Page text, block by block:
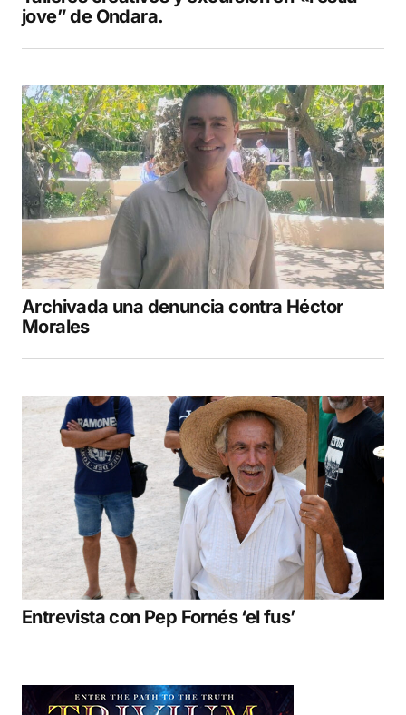
jove” de Ondara.
Archivada una denuncia contra Héctor
Morales
Entrevista con Pep Fornés ‘el fus’